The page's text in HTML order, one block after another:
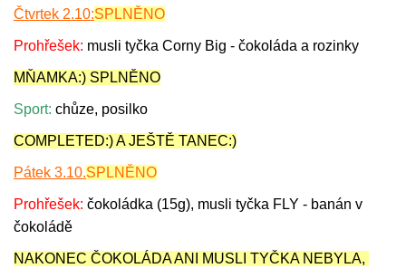
Čtvrtek 2.10:SPLNĚNO
Prohřešek: musli tyčka Corny Big - čokoláda a rozinky
MŇAMKA:) SPLNĚNO
Sport: chůze, posilko
COMPLETED:) A JEŠTĚ TANEC:)
Pátek 3.10.SPLNĚNO
Prohřešek: čokoládka (15g), musli tyčka FLY - banán v
čokoládě
NAKONEC ČOKOLÁDA ANI MUSLI TYČKA NEBYLA,